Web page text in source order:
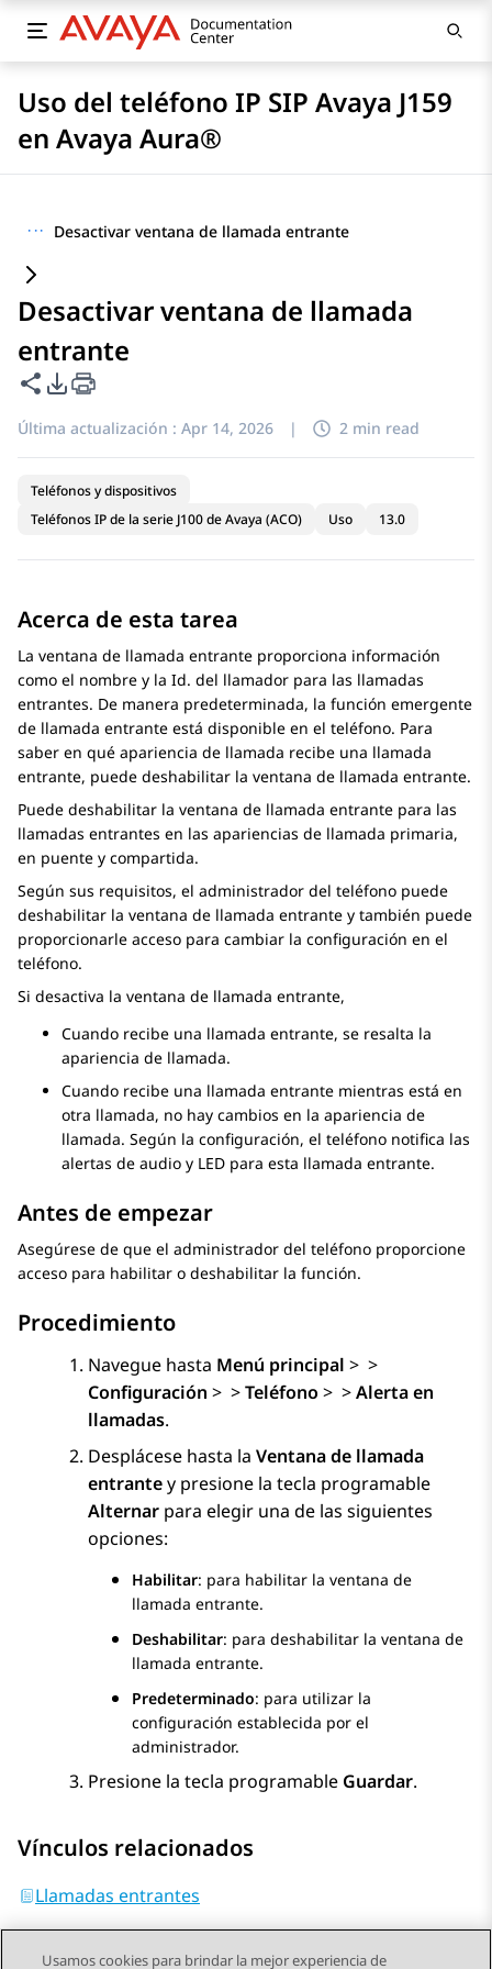
Uso del teléfono IP SIP Avaya J159
en Avaya Aura®
··· Desactivar ventana de llamada entrante
Desactivar ventana de llamada
entrante
Compartir esta página
Opciones de exportación de PDF
Última actualización : Apr 14, 2026 | 2 min read
Teléfonos y dispositivos
Teléfonos IP de la serie J100 de Avaya (ACO)
Uso 13.0
Acerca de esta tarea
La ventana de llamada entrante proporciona información
como el nombre y la Id. del llamador para las llamadas
entrantes. De manera predeterminada, la función emergente
de llamada entrante está disponible en el teléfono. Para
saber en qué apariencia de llamada recibe una llamada
entrante, puede deshabilitar la ventana de llamada entrante.
Puede deshabilitar la ventana de llamada entrante para las
llamadas entrantes en las apariencias de llamada primaria,
en puente y compartida.
Según sus requisitos, el administrador del teléfono puede
deshabilitar la ventana de llamada entrante y también puede
proporcionarle acceso para cambiar la configuración en el
teléfono.
Si desactiva la ventana de llamada entrante,
Cuando recibe una llamada entrante, se resalta la
apariencia de llamada.
Cuando recibe una llamada entrante mientras está en
otra llamada, no hay cambios en la apariencia de
llamada. Según la configuración, el teléfono notifica las
alertas de audio y LED para esta llamada entrante.
Antes de empezar
Asegúrese de que el administrador del teléfono proporcione
acceso para habilitar o deshabilitar la función.
Procedimiento
Navegue hasta Menú principal > >
Configuración > >Teléfono > >Alerta en
llamadas.
Desplácese hasta la Ventana de llamada
entrantey presione la tecla programable
Alternar para elegir una de las siguientes
opciones:
Habilitar: para habilitar la ventana de
llamada entrante.
Deshabilitar: para deshabilitar la ventana de
llamada entrante.
Predeterminado: para utilizar la
configuración establecida por el
administrador.
Presione la tecla programable Guardar.
Vínculos relacionados
Llamadas entrantes
Usamos cookies para brindar la mejor experiencia de